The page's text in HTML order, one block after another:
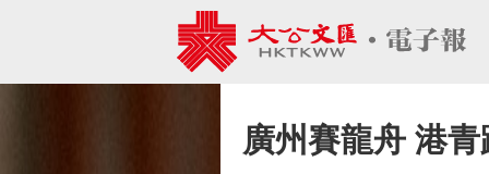
廣州賽龍舟 港